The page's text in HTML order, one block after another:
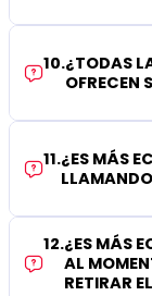
10.¿TODAS
OFRECEN
11.¿ES MÁS
12.¿ES MÁS
AL
RETIRAR